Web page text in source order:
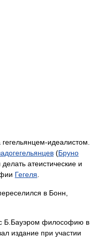
идеалистом.
(Бруно
атеистические и
Гегеля
в Бонн,
Б.Бауэром философию в
издание при участии